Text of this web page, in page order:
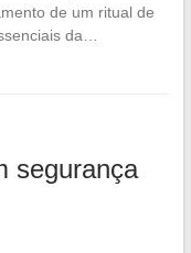
de um ritual de
da…
segurança